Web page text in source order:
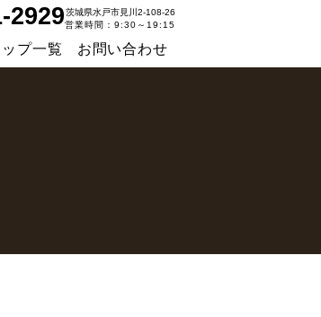
2929茨城県水戸市見川2-108-26
営業時間：9:30～19:15
プ一覧 お問い合わせ